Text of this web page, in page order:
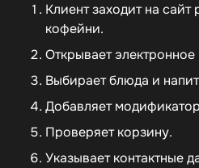
Клиент заходит на
кофейни.
Открывает
Выбирает блюда и
Добавляет
Проверяет корзину.
Указывает контактные